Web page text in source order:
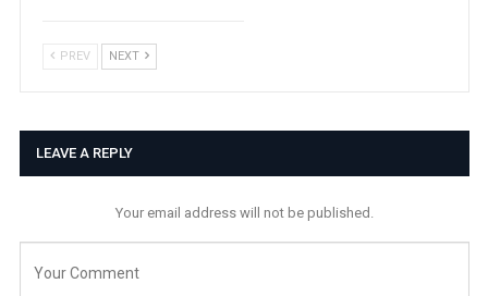
PREV NEXT
LEAVE A REPLY
Your email address will not be published.